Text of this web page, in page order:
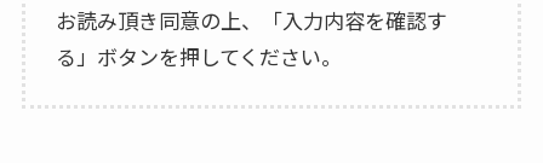
お読み頂き同意の上、「入力内容を確認す
る」ボタンを押してください。